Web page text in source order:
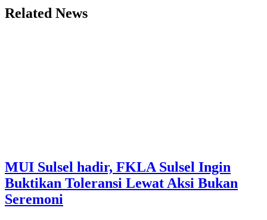
Related News
MUI Sulsel hadir, FKLA Sulsel Ingin
Buktikan Toleransi Lewat Aksi Bukan
Seremoni